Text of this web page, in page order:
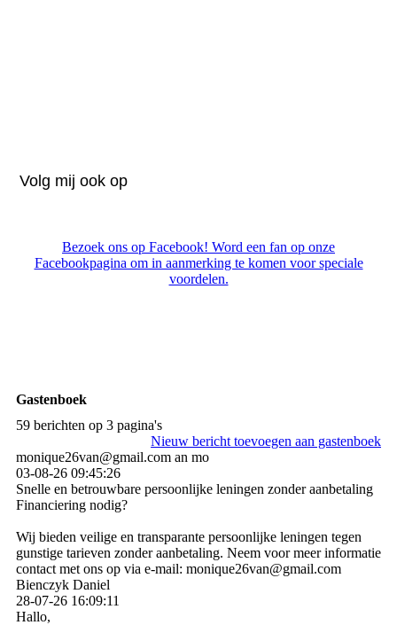
Volg mij ook op
Bezoek ons op Facebook! Word een fan op onze
Facebookpagina om in aanmerking te komen voor speciale
voordelen.
Gastenboek
59 berichten op 3 pagina's
Nieuw bericht toevoegen aan gastenboek
monique26van@gmail.com an mo
03-08-26 09:45:26
Snelle en betrouwbare persoonlijke leningen zonder aanbetaling
Financiering nodig?
Wij bieden veilige en transparante persoonlijke leningen tegen
gunstige tarieven zonder aanbetaling. Neem voor meer informatie
contact met ons op via e-mail: monique26van@gmail.com
Bienczyk Daniel
28-07-26 16:09:11
Hallo,